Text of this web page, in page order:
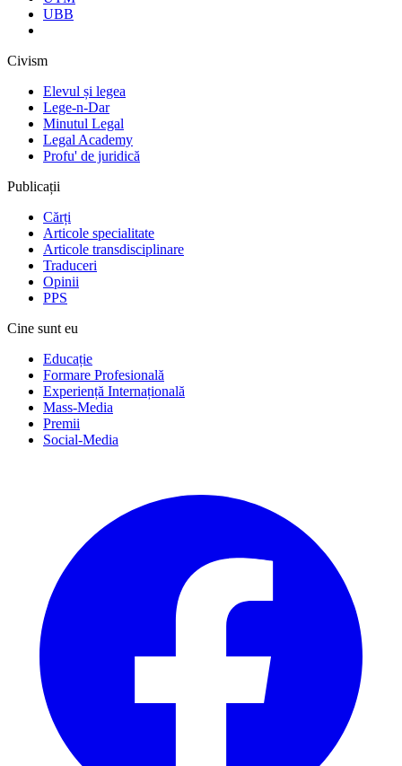
UBB
Civism
Elevul și legea
Lege-n-Dar
Minutul Legal
Legal Academy
Profu' de juridică
Publicații
Cărți
Articole specialitate
Articole transdisciplinare
Traduceri
Opinii
PPS
Cine sunt eu
Educație
Formare Profesională
Experiență Internațională
Mass-Media
Premii
Social-Media